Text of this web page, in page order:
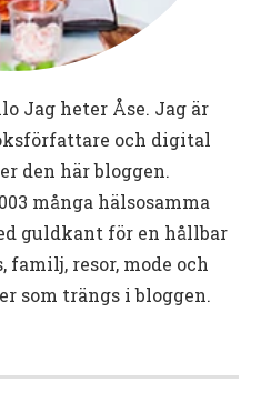
Jag heter Åse. Jag är
och digital
den här bloggen.
många hälsosamma
guldkant för en hållbar
resor, mode och
som trängs i bloggen.